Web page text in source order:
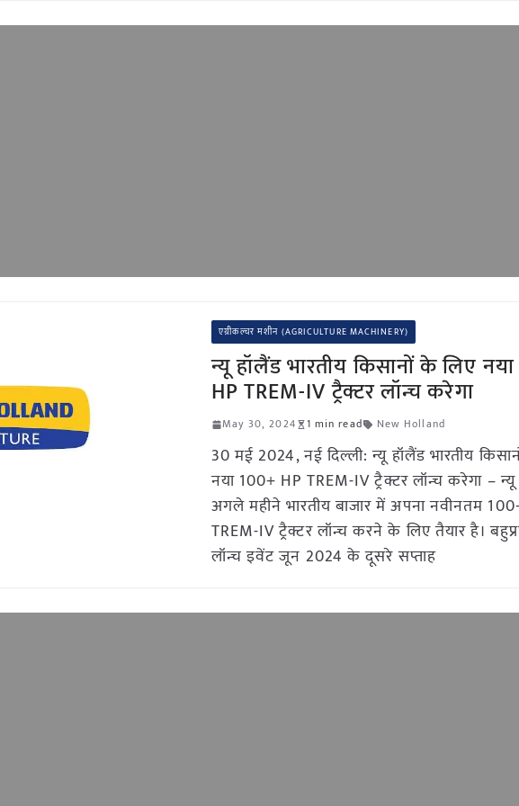
एग्रीकल्चर मशीन (AGRICULTURE MACHINERY)
न्यू हॉलैंड भारतीय किसानों के लिए
HP TREM-IV ट्रैक्टर लॉन्च करेगा
May 30, 2024 1 min read New Holland
30 मई 2024, नई दिल्ली: न्यू हॉलैंड भारतीय
नया 100+ HP TREM-IV ट्रैक्टर लॉन्च करेगा –
अगले महीने भारतीय बाजार में अपना नवीनतम
TREM-IV ट्रैक्टर लॉन्च करने के लिए तैयार है।
लॉन्च इवेंट जून 2024 के दूसरे सप्ताह